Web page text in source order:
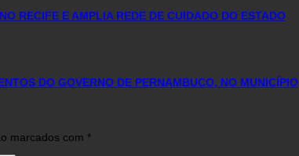
RECIFE E AMPLIA REDE DE CUIDADO DO ESTADO
DO GOVERNO DE PERNAMBUCO, NO MUNICÍPIO
marcados com *